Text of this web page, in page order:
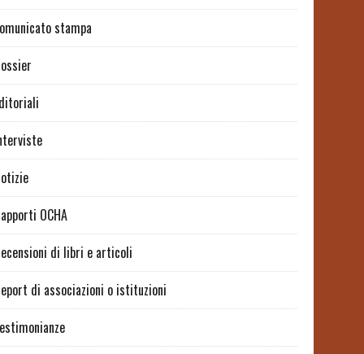
stampa
OCHA
di libri e articoli
di associazioni o istituzioni